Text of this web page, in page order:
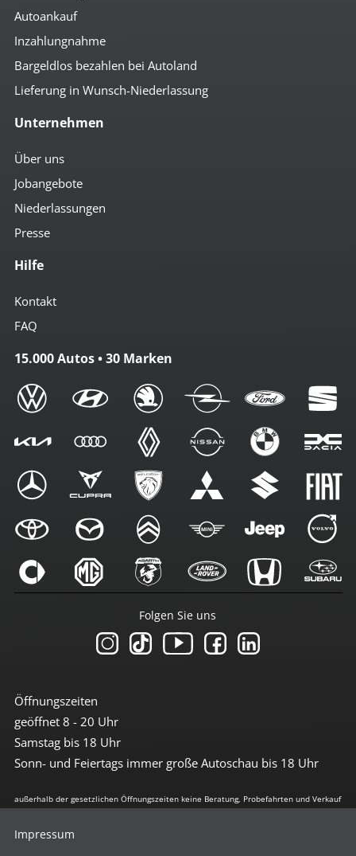
Autoankauf
Inzahlungnahme
Bargeldlos bezahlen bei Autoland
Lieferung in Wunsch-Niederlassung
Unternehmen
Über uns
Jobangebote
Niederlassungen
Presse
Hilfe
Kontakt
FAQ
15.000 Autos • 30 Marken
Öffnungszeiten
geöffnet 8 - 20 Uhr
Samstag bis 18 Uhr
Sonn- und Feiertags immer große Autoschau bis 18 Uhr
Folgen Sie uns
außerhalb der gesetzlichen Öffnungszeiten keine Beratung, Probefahrten und Verkauf
Impressum